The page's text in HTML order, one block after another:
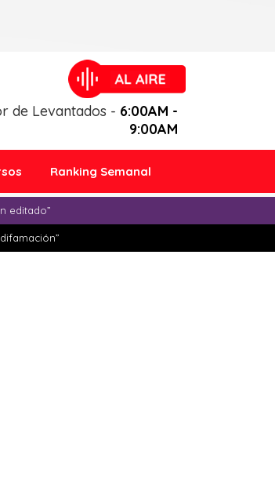
de Levantados - 6:00AM -
9:00AM
Ranking Semanal
editado”